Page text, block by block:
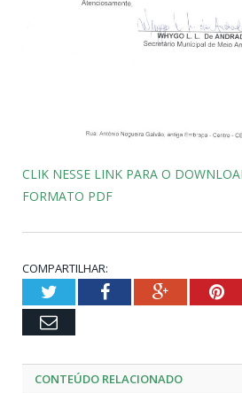
CLIK NESSE LINK PARA O
FORMATO PDF
COMPARTILHAR:
TwitterFacebookGoogle+
Email
CONTEÚDO RELACIONADO